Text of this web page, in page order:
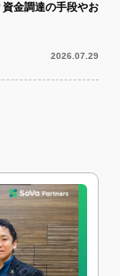
金調達の手段やお
2026.07.29